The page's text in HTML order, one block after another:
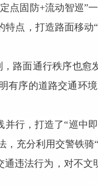
点固防+流动智巡”
点，打造路面移动
路面通行秩序也愈
有序的道路交通环
行，打造了“巡中
充分利用交警铁
违法行为，对不